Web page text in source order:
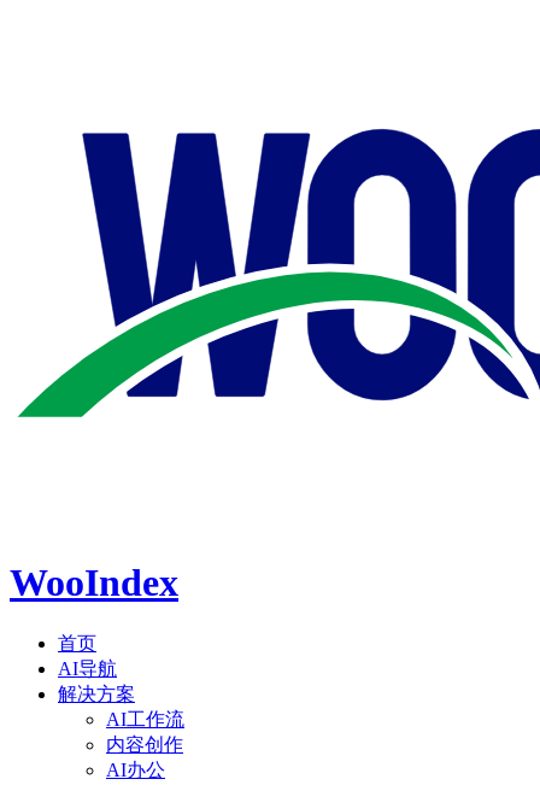
WooIndex
首页
AI导航
解决方案
AI工作流
内容创作
AI办公